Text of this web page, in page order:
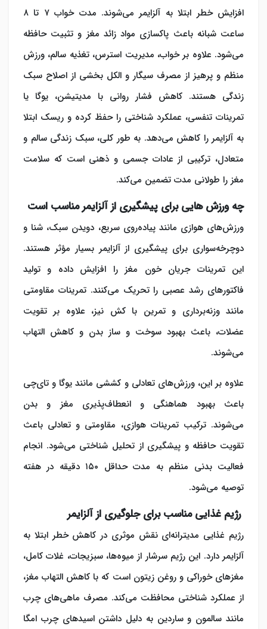
افزایش خطر ابتلا به آلزایمر می‌شوند. مدت خواب ۷ تا ۸
ساعت شبانه باعث پاکسازی مواد زائد مغز و تثبیت حافظه
می‌شود. علاوه بر خواب، مدیریت استرس، تغذیه سالم، ورزش
منظم و پرهیز از مصرف سیگار و الکل بخشی از اصلاح سبک
زندگی هستند. کاهش فشار روانی با مدیتیشن، یوگا یا
تمرینات تنفسی، عملکرد شناختی را حفظ کرده و ریسک ابتلا
به آلزایمر را کاهش می‌دهد. به طور کلی، سبک زندگی سالم و
متعادل، ترکیبی از عادات جسمی و ذهنی است که سلامت
مغز را طولانی مدت تضمین می‌کند.
چه ورزش هایی برای پیشگیری از آلزایمر مناسب است
ورزش‌های هوازی مانند پیاده‌روی سریع، دویدن سبک، شنا و
دوچرخه‌سواری برای پیشگیری از آلزایمر بسیار مؤثر هستند.
این تمرینات جریان خون مغز را افزایش داده و تولید
فاکتورهای رشد عصبی را تحریک می‌کنند. تمرینات مقاومتی
مانند وزنه‌برداری و تمرین با کش نیز، علاوه بر تقویت
عضلات، باعث بهبود سوخت و ساز بدن و کاهش التهاب
می‌شوند.
علاوه بر این، ورزش‌های تعادلی و کششی مانند یوگا و تای‌چی
باعث بهبود هماهنگی و انعطاف‌پذیری مغز و بدن
می‎‌شوند. ترکیب تمرینات هوازی، مقاومتی و تعادلی باعث
تقویت حافظه و پیشگیری از تحلیل شناختی می‌شود. انجام
فعالیت بدنی منظم به مدت حداقل ۱۵۰ دقیقه در هفته
توصیه می‌شود.
رژیم غذایی مناسب برای جلوگیری از آلزایمر
رژیم غذایی مدیترانه‌ای نقش موثری در کاهش خطر ابتلا به
آلزایمر دارد. این رژیم سرشار از میوه‌ها، سبزیجات، غلات کامل،
مغزهای خوراکی و روغن زیتون است که با کاهش التهاب مغز،
از عملکرد شناختی محافظت می‌کند. مصرف ماهی‌های چرب
مانند سالمون و ساردین به دلیل داشتن اسیدهای چرب امگا